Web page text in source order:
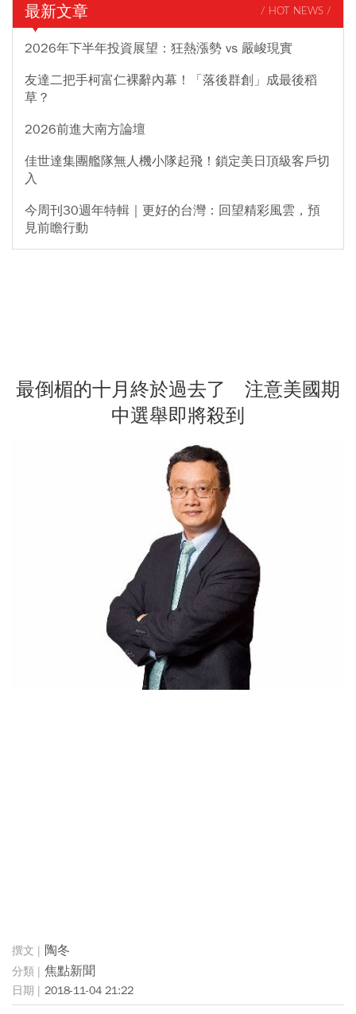
最新文章 / HOT NEWS /
2026年下半年投資展望：狂熱漲勢 vs 嚴峻現實
友達二把手柯富仁裸辭內幕！「落後群創」成最後稻
草？
2026前進大南方論壇
佳世達集團艦隊無人機小隊起飛！鎖定美日頂級客戶切
入
今周刊30週年特輯｜更好的台灣：回望精彩風雲，預
見前瞻行動
最倒楣的十月終於過去了 注意美國期
中選舉即將殺到
陶冬
焦點新聞
2018-11-04 21:22